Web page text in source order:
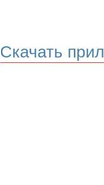
Скачать